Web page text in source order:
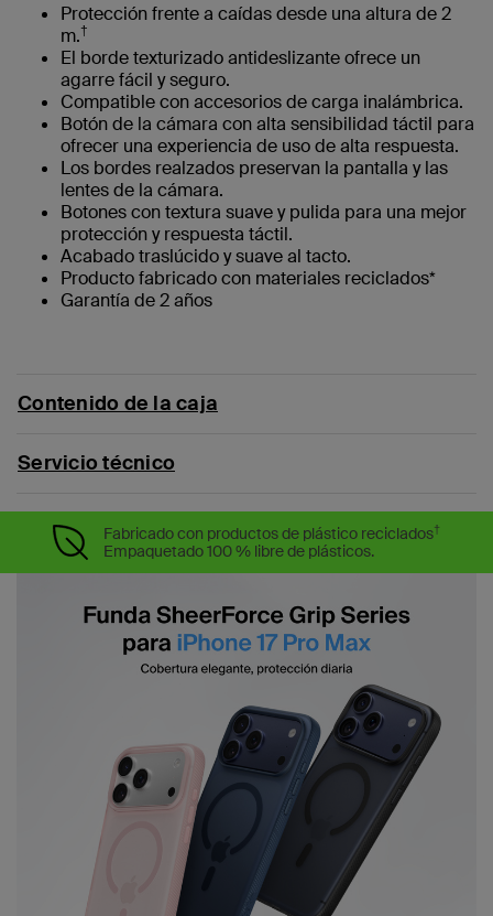
Protección frente a caídas desde una altura de 2
m.†
El borde texturizado antideslizante ofrece un
agarre fácil y seguro.
Compatible con accesorios de carga inalámbrica.
Botón de la cámara con alta sensibilidad táctil para
ofrecer una experiencia de uso de alta respuesta.
Los bordes realzados preservan la pantalla y las
lentes de la cámara.
Botones con textura suave y pulida para una mejor
protección y respuesta táctil.
Acabado traslúcido y suave al tacto.
Producto fabricado con materiales reciclados*
Garantía de 2 años
Contenido de la caja
Servicio técnico
Fabricado con productos de plástico reciclados†
Empaquetado 100 % libre de plásticos.